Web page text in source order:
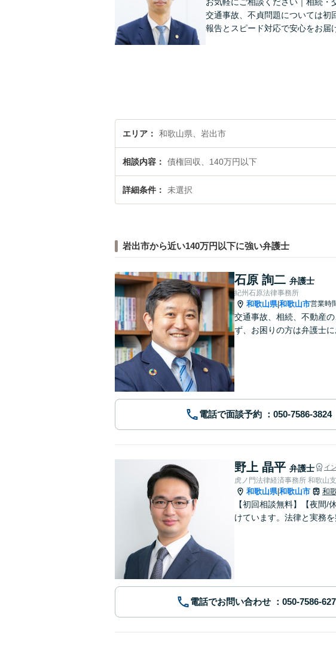
交通事故、不貞問題については初
報告とスピード対応で安心をお届
エリア 和歌山県、岩出市
相談内容 債権回収、140万円以下
詳細条件 未選択
岩出市から近い140万円以下に強い弁護士
石原 詢二 弁護士
紀州石原法律事務所
和歌山県|和歌山市営業時
交通事故、相続、不動産
ず、お困りの方は弁護士
電話で面談予約
野上 晶平 弁護士 イ
虎ノ門法律経済事務所 和歌山
和歌山県|和歌山市 和
【初回相談無料】【夜間
けています。法律と実務
電話でお問い合わせ